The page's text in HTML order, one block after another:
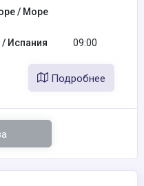
/ Море
/ Испания 09:00
Подробнее